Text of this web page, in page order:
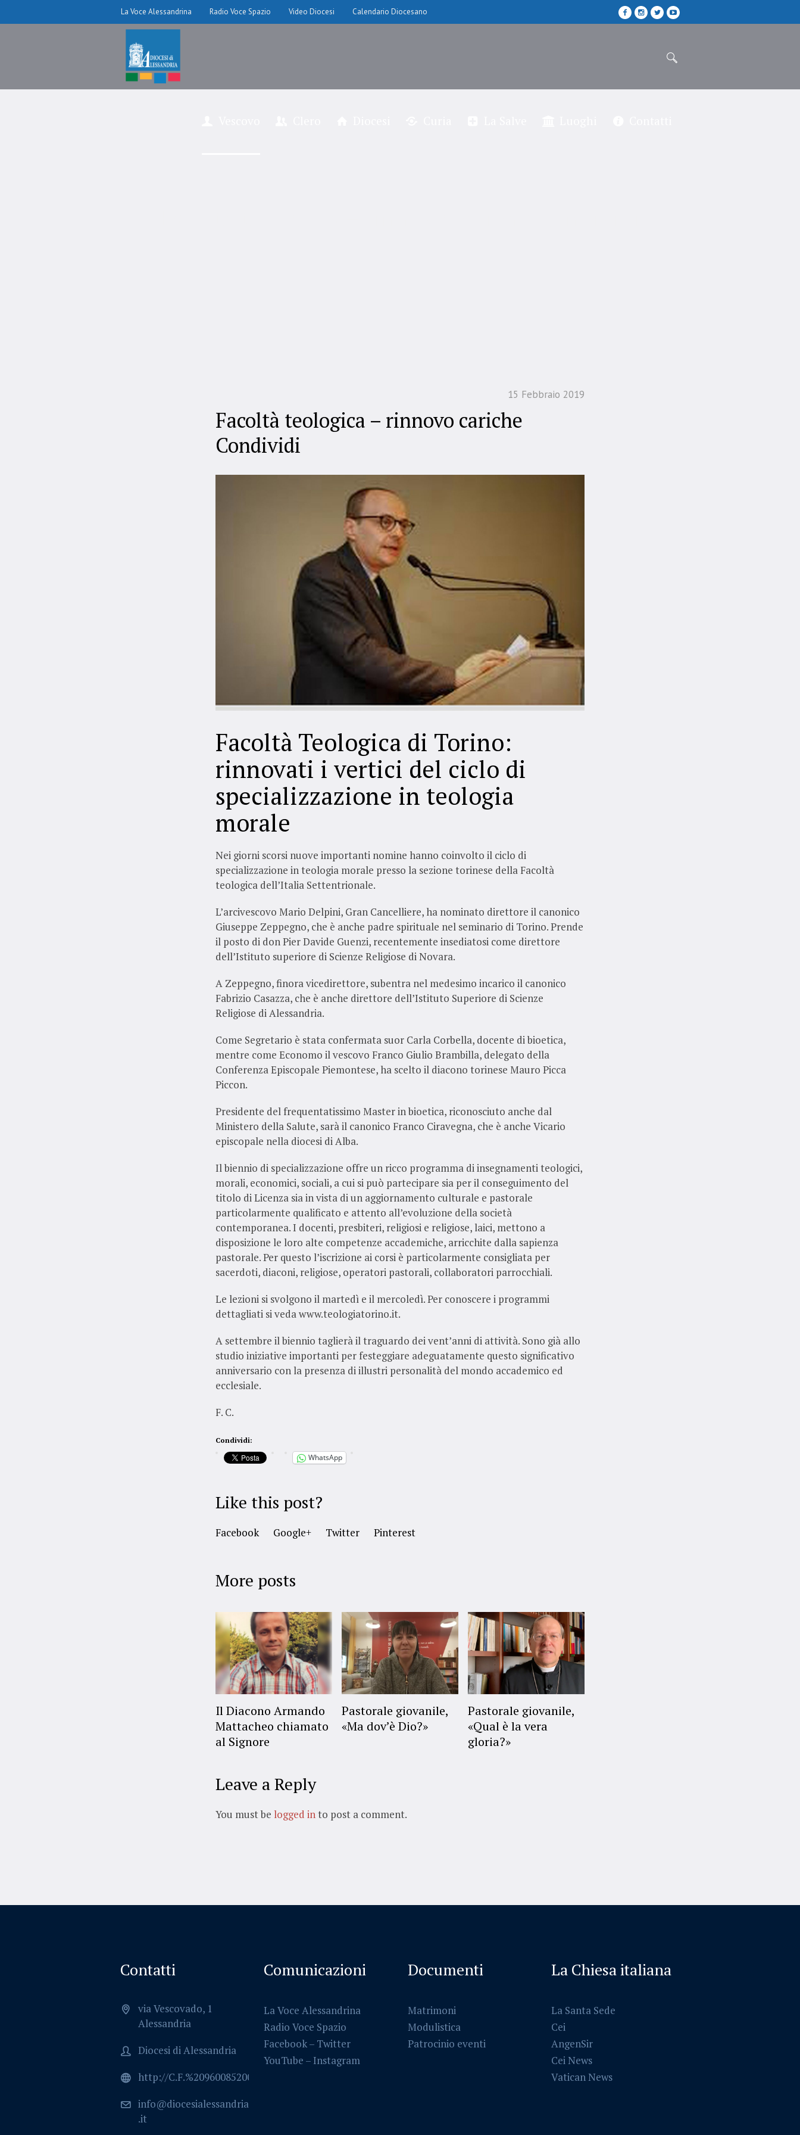
La Voce Alessandrina Radio Voce Spazio Video Diocesi Calendario Diocesano
15 Febbraio 2019
Facoltà teologica – rinnovo cariche
Condividi
Facoltà Teologica di Torino:
rinnovati i vertici del ciclo di
specializzazione in teologia
morale
Nei giorni scorsi nuove importanti nomine hanno coinvolto il ciclo di
specializzazione in teologia morale presso la sezione torinese della Facoltà
teologica dell’Italia Settentrionale.
L’arcivescovo Mario Delpini, Gran Cancelliere, ha nominato direttore il canonico
Giuseppe Zeppegno, che è anche padre spirituale nel seminario di Torino. Prende
il posto di don Pier Davide Guenzi, recentemente insediatosi come direttore
dell’Istituto superiore di Scienze Religiose di Novara.
A Zeppegno, finora vicedirettore, subentra nel medesimo incarico il canonico
Fabrizio Casazza, che è anche direttore dell’Istituto Superiore di Scienze
Religiose di Alessandria.
Come Segretario è stata confermata suor Carla Corbella, docente di bioetica,
mentre come Economo il vescovo Franco Giulio Brambilla, delegato della
Conferenza Episcopale Piemontese, ha scelto il diacono torinese Mauro Picca
Piccon.
Presidente del frequentatissimo Master in bioetica, riconosciuto anche dal
Ministero della Salute, sarà il canonico Franco Ciravegna, che è anche Vicario
episcopale nella diocesi di Alba.
Il biennio di specializzazione offre un ricco programma di insegnamenti teologici,
morali, economici, sociali, a cui si può partecipare sia per il conseguimento del
titolo di Licenza sia in vista di un aggiornamento culturale e pastorale
particolarmente qualificato e attento all’evoluzione della società
contemporanea. I docenti, presbiteri, religiosi e religiose, laici, mettono a
disposizione le loro alte competenze accademiche, arricchite dalla sapienza
pastorale. Per questo l’iscrizione ai corsi è particolarmente consigliata per
sacerdoti, diaconi, religiose, operatori pastorali, collaboratori parrocchiali.
Le lezioni si svolgono il martedì e il mercoledì. Per conoscere i programmi
dettagliati si veda www.teologiatorino.it.
A settembre il biennio taglierà il traguardo dei vent’anni di attività. Sono già allo
studio iniziative importanti per festeggiare adeguatamente questo significativo
anniversario con la presenza di illustri personalità del mondo accademico ed
ecclesiale.
F. C.
Condividi:
WhatsApp
Like this post?
Facebook Google+ Twitter Pinterest
More posts
Il Diacono Armando
Mattacheo chiamato
al Signore
Pastorale giovanile,
«Ma dov’è Dio?»
Pastorale giovanile,
«Qual è la vera
gloria?»
Leave a Reply
You must be logged into post a comment.
Contatti
via Vescovado, 1
Alessandria
Diocesi di Alessandria
http://C.F.%2096008520064
info@diocesialessandria
.it
Comunicazioni
La Voce Alessandrina
Radio Voce Spazio
Facebook– Twitter
YouTube – Instagram
Documenti
Matrimoni
Modulistica
Patrocinio eventi
La Chiesa italiana
La Santa Sede
Cei
AngenSir
Cei News
Vatican News